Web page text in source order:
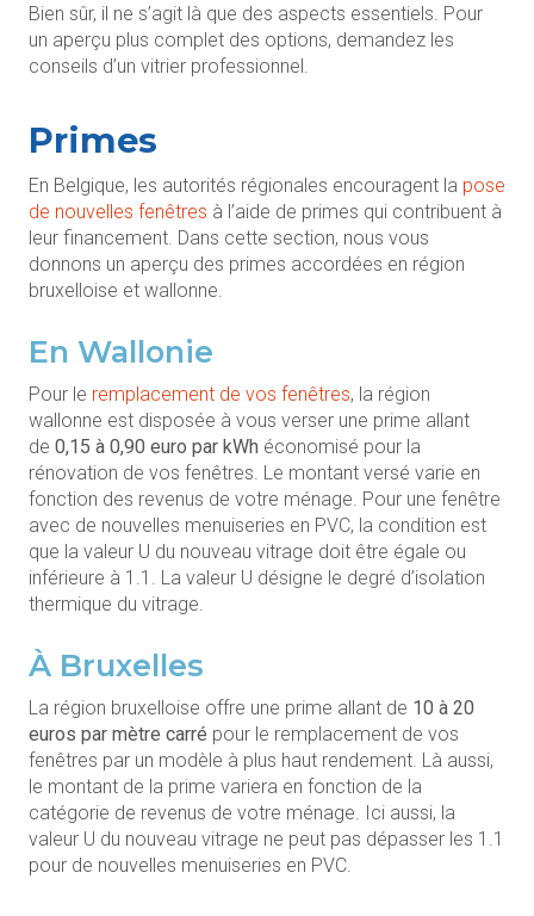
Bien sûr, il ne s’agit là que des aspects essentiels. Pour
un aperçu plus complet des options, demandez les
conseils d’un vitrier professionnel.
Primes
En Belgique, les autorités régionales encouragent la pose
de nouvelles fenêtres à l’aide de primes qui contribuent à
leur financement. Dans cette section, nous vous
donnons un aperçu des primes accordées en région
bruxelloise et wallonne.
En Wallonie
Pour le remplacement de vos fenêtres, la région
wallonne est disposée à vous verser une prime allant
de 0,15 à 0,90 euro par kWh économisé pour la
rénovation de vos fenêtres. Le montant versé varie en
fonction des revenus de votre ménage. Pour une fenêtre
avec de nouvelles menuiseries en PVC, la condition est
que la valeur U du nouveau vitrage doit être égale ou
inférieure à 1.1. La valeur U désigne le degré d’isolation
thermique du vitrage.
À Bruxelles
La région bruxelloise offre une prime allant de 10 à 20
euros par mètre carré pour le remplacement de vos
fenêtres par un modèle à plus haut rendement. Là aussi,
le montant de la prime variera en fonction de la
catégorie de revenus de votre ménage. Ici aussi, la
valeur U du nouveau vitrage ne peut pas dépasser les 1.1
pour de nouvelles menuiseries en PVC.